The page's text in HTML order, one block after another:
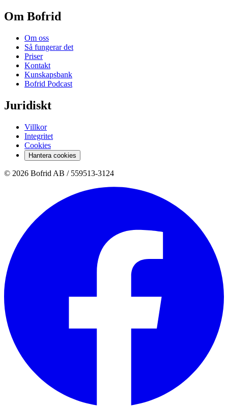
Om Bofrid
Om oss
Så fungerar det
Priser
Kontakt
Kunskapsbank
Bofrid Podcast
Juridiskt
Villkor
Integritet
Cookies
Hantera cookies
© 2026 Bofrid AB / 559513-3124